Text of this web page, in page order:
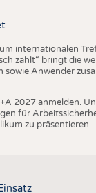
internationalen
zählt“ bringt die
Anwender
2027 anmelden.
für
zu präsentieren.